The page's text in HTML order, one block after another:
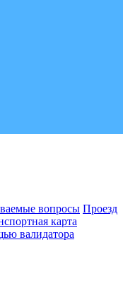
вопросы Проезд
карта
валидатора